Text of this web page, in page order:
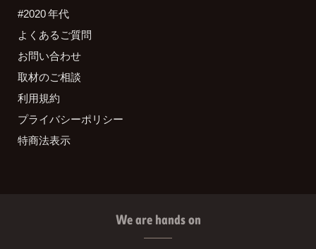
#2020 年代
よくあるご質問
お問い合わせ
取材のご相談
利用規約
プライバシーポリシー
特商法表示
We are hands on